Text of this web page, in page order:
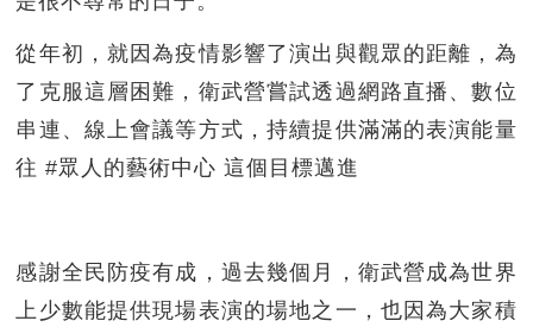
從年初，就因為疫情影響了演出與觀眾的距離，為
了克服這層困難，衛武營嘗試透過網路直播、數位
串連、線上會議等方式，持續提供滿滿的表演能量
往 #眾人的藝術中心 這個目標邁進
感謝全民防疫有成，過去幾個月，衛武營成為世界
上少數能提供現場表演的場地之一，也因為大家積